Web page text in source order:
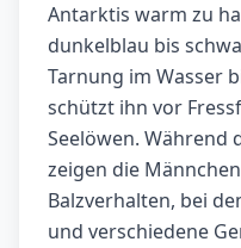
Antarktis warm zu
dunkelblau bis
Tarnung im Wasser
schützt ihn vor
Seelöwen. Während
zeigen die
Balzverhalten, bei
und verschiedene